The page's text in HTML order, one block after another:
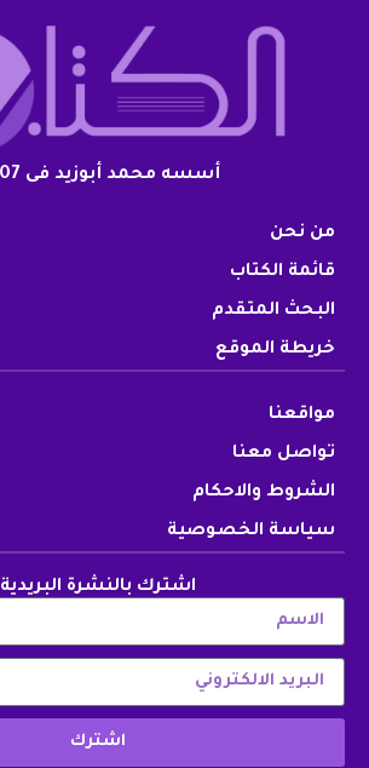
أسسه محمد أبوزيد فى 2007
من نحن
قائمة الكتاب
البحث المتقدم
خريطة الموقع
مواقعنا
تواصل معنا
الشروط والاحكام
سياسة الخصوصية
اشترك بالنشرة البريدية
اشترك